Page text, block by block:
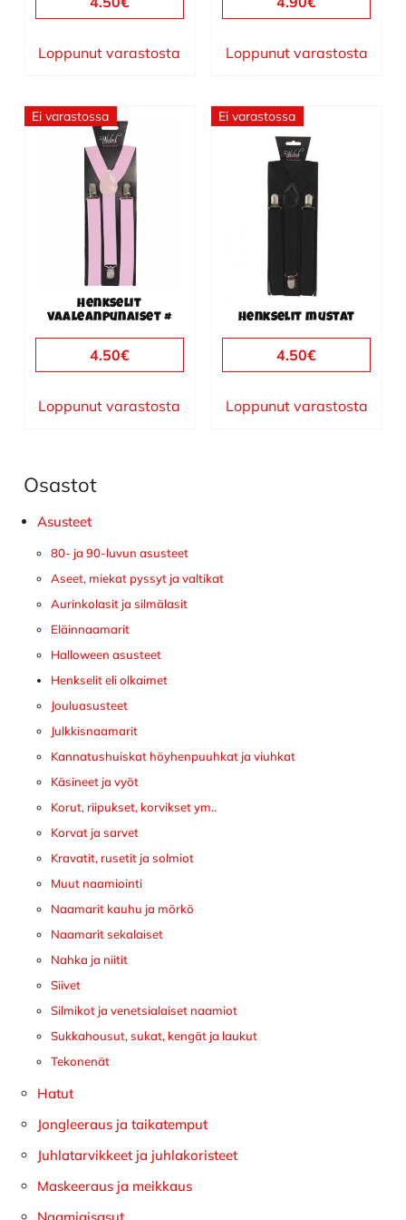
Loppunut varastosta Loppunut varastosta
Ei varastossa
Henkselit
vaaleanpunaiset #
4.50€
Loppunut varastosta
Ei varastossa
Henkselit mustat
4.50€
Loppunut varastosta
Ensisijainen
sivupalkki
Osastot
Asusteet
80- ja 90-luvun asusteet
Aseet, miekat pyssyt ja valtikat
Aurinkolasit ja silmälasit
Eläinnaamarit
Halloween asusteet
Henkselit eli olkaimet
Jouluasusteet
Julkkisnaamarit
Kannatushuiskat höyhenpuuhkat ja viuhkat
Käsineet ja vyöt
Korut, riipukset, korvikset ym..
Korvat ja sarvet
Kravatit, rusetit ja solmiot
Muut naamiointi
Naamarit kauhu ja mörkö
Naamarit sekalaiset
Nahka ja niitit
Siivet
Silmikot ja venetsialaiset naamiot
Sukkahousut, sukat, kengät ja laukut
Tekonenät
Hatut
Jongleeraus ja taikatemput
Juhlatarvikkeet ja juhlakoristeet
Maskeeraus ja meikkaus
Naamiaisasut